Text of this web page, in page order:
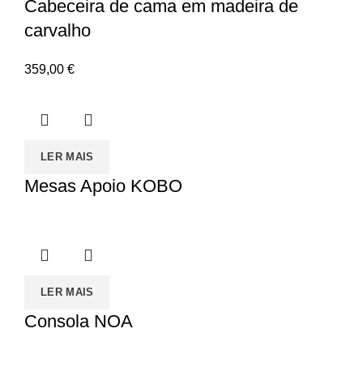
Cabeceira de cama em madeira de
carvalho
359,00 €
LER MAIS
Mesas Apoio KOBO
LER MAIS
Consola NOA